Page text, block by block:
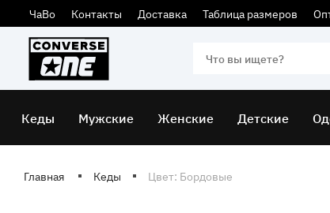
ЧаВо Контакты Доставка Таблица размеров
Кеды Мужские Женские Детские
Главная Кеды Цвет: Бордовые